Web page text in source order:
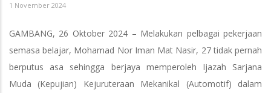
1 November 2024
GAMBANG, 26 Oktober 2024 – Melakukan pelbagai pekerjaan
semasa belajar, Mohamad Nor Iman Mat Nasir, 27 tidak pernah
berputus asa sehingga berjaya memperoleh Ijazah Sarjana
Muda (Kepujian) Kejuruteraan Mekanikal (Automotif) dalam